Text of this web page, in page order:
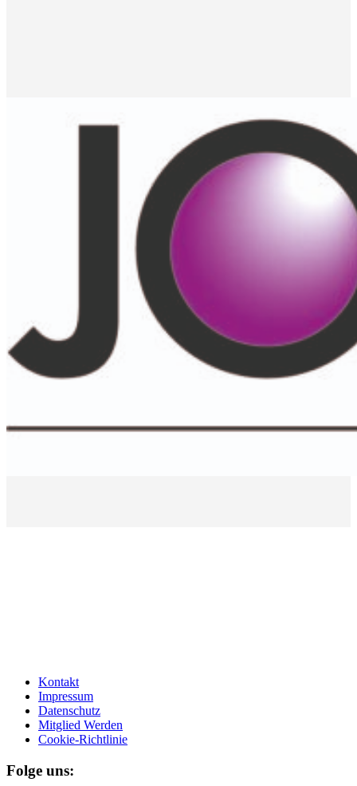
Kontakt
Impressum
Datenschutz
Mitglied Werden
Cookie-Richtlinie
Folge uns: